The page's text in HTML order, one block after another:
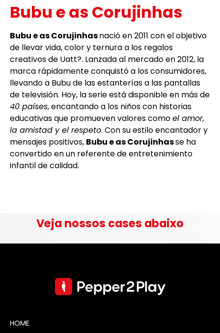
Bubu e as Corujinhas
Bubu e as Corujinhasnació en 2011 con el objetivo
de llevar vida, color y ternura a los regalos
creativos de Uatt?. Lanzada al mercado en 2012, la
marca rápidamente conquistó a los consumidores,
llevando a Bubu de las estanterías a las pantallas
de televisión. Hoy, la serie está disponible en más de
40 países, encantando a los niños con historias
educativas que promueven valores comoel amor,
la amistad y el respeto. Con su estilo encantador y
mensajes positivos, Bubu e as Corujinhasse ha
convertido en un referente de entretenimiento
infantil de calidad.
Veja nossos cases abaixo
HOME